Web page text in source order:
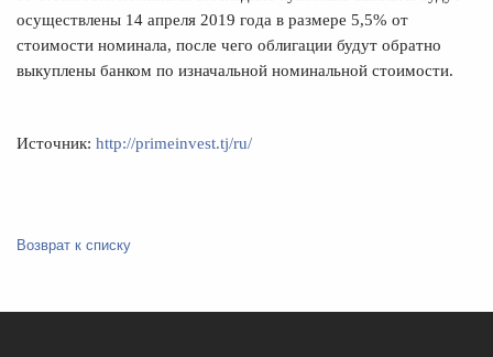
осуществлены 14 апреля 2019 года в размере 5,5% от
стоимости номинала, после чего облигации будут обратно
выкуплены банком по изначальной номинальной стоимости.
Источник: http://primeinvest.tj/ru/
Возврат к списку